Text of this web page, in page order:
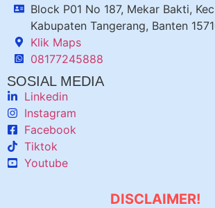
Block P01 No 187, Mekar Bakti,
Kabupaten Tangerang, Banten
Klik Maps
08177245888
SOSIAL MEDIA
Linkedin
Instagram
Facebook
Tiktok
Youtube
DISCLAIMER!